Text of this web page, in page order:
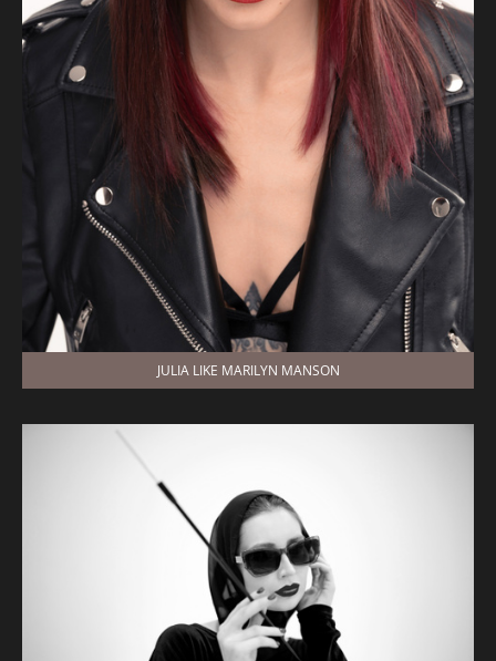
JULIA LIKE MARILYN MANSON